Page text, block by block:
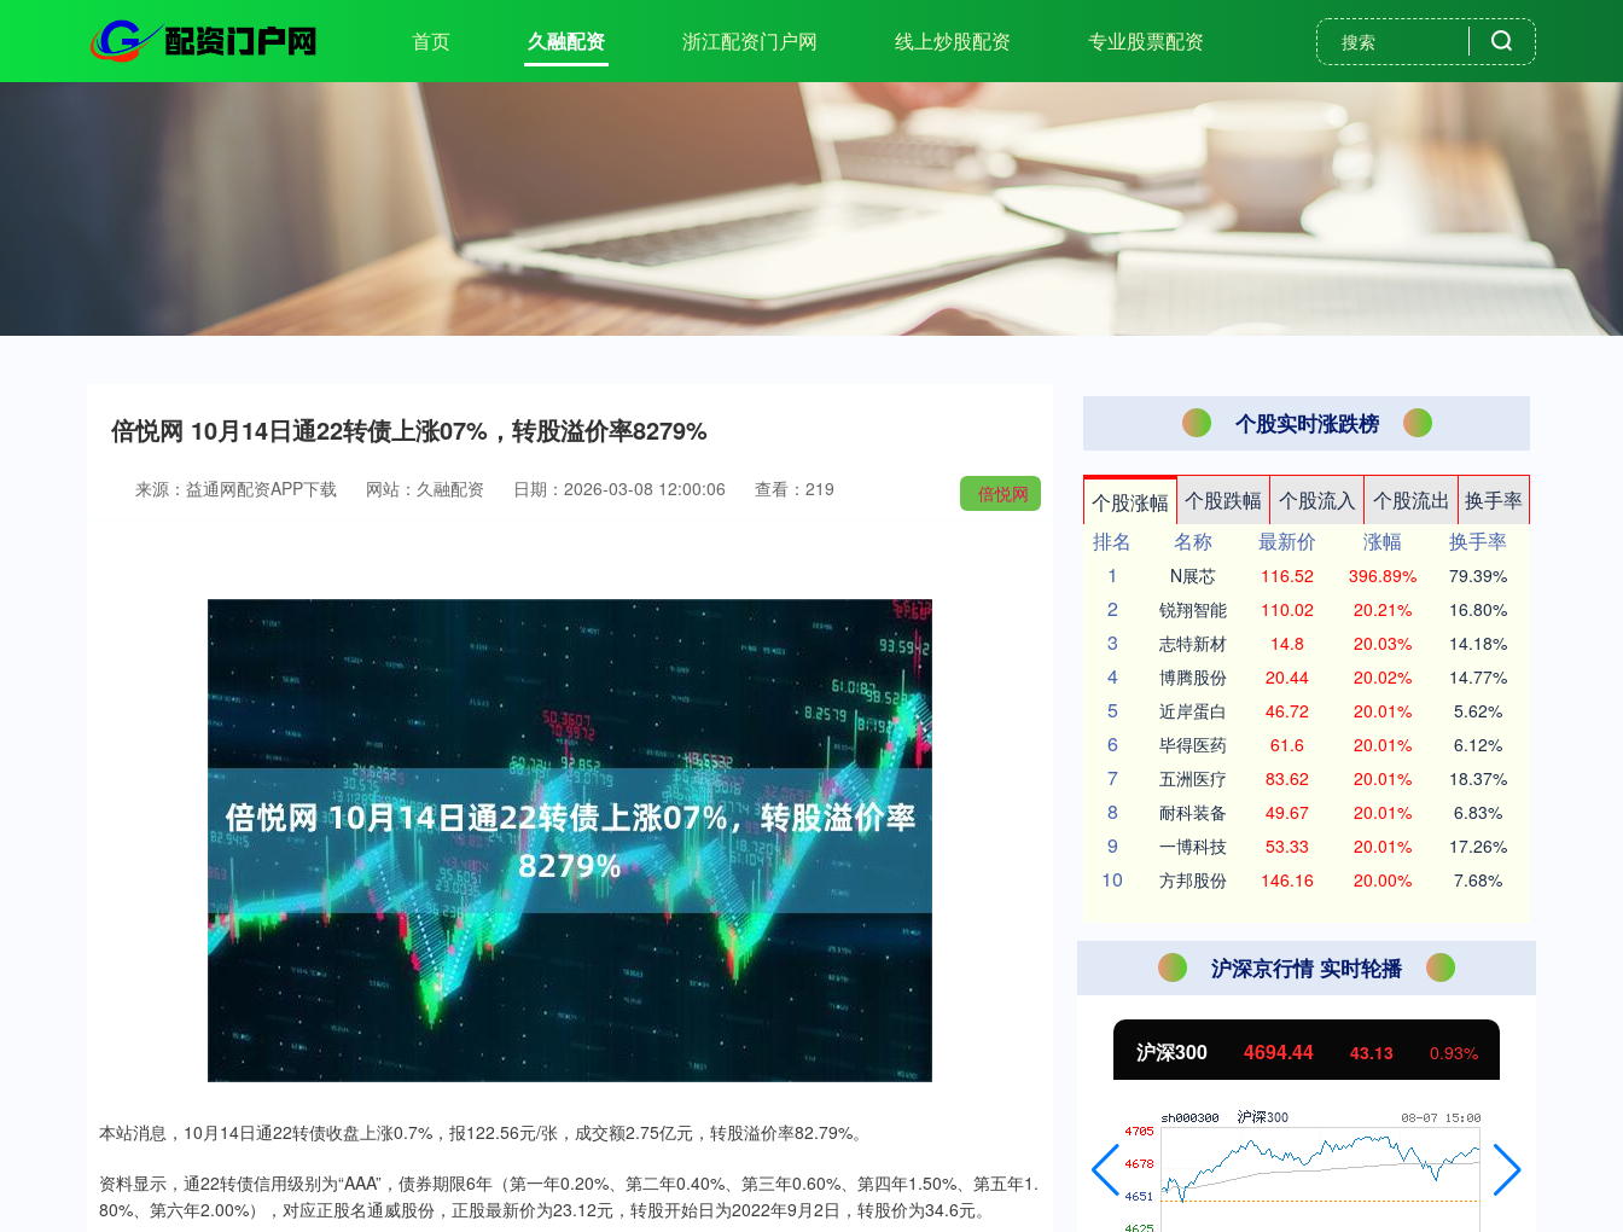
首页 久融配资 浙江配资门户网 线上炒股配资 专业股票配资
倍悦网 10月14日通22转债上涨07%，转股溢价率8279%
倍悦网
来源：益通网配资APP下载 网站：久融配资 日期：2026-03-08 12:00:06 查看：219
本站消息，10月14日通22转债收盘上涨0.7%，报122.56元/张，成交额2.75亿元，转股溢价率82.79%。
资料显示，通22转债信用级别为“AAA”，债券期限6年（第一年0.20%、第二年0.40%、第三年0.60%、第四年1.50%、第五年1.
80%、第六年2.00%），对应正股名通威股份，正股最新价为23.12元，转股开始日为2022年9月2日，转股价为34.6元。
个股实时涨跌榜
个股涨幅 个股跌幅 个股流入 个股流出
换手率
排名
名称 最新价 涨幅
换手率
1
N展芯 116.52 396.89% 79.39%
2 锐翔智能 110.02 20.21% 16.80%
3 志特新材 14.8 20.03% 14.18%
4 博腾股份 20.44 20.02% 14.77%
5 近岸蛋白 46.72 20.01% 5.62%
6 毕得医药 61.6 20.01% 6.12%
7 五洲医疗 83.62 20.01% 18.37%
8 耐科装备 49.67 20.01% 6.83%
9 一博科技 53.33 20.01% 17.26%
10 方邦股份 146.16 20.00% 7.68%
沪深京行情 实时轮播
深证成指 14311.01 200.89 沪深300 4694.44 43.13 北证50 1134.24 11.37 1.01%